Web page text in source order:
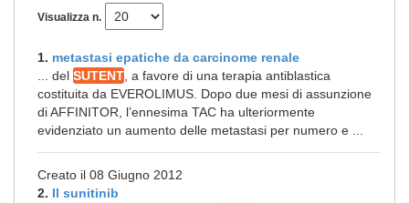
Visualizza n.
1. metastasi epatiche da carcinome renale
... del SUTENT , a favore di una terapia antiblastica
costituita da EVEROLIMUS. Dopo due mesi di assunzione
di AFFINITOR, l’ennesima TAC ha ulteriormente
evidenziato un aumento delle metastasi per numero e ...
Creato il 08 Giugno 2012
2. Il sunitinib